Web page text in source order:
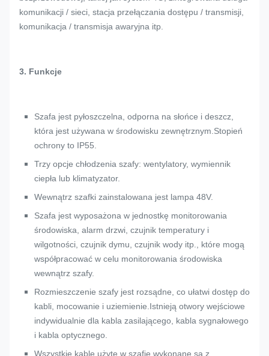
komunikacji / sieci, stacja przełączania dostępu / transmisji,
komunikacja / transmisja awaryjna itp.
3. Funkcje
Szafa jest pyłoszczelna, odporna na słońce i deszcz,
która jest używana w środowisku zewnętrznym.Stopień
ochrony to IP55.
Trzy opcje chłodzenia szafy: wentylatory, wymiennik
ciepła lub klimatyzator.
Wewnątrz szafki zainstalowana jest lampa 48V.
Szafa jest wyposażona w jednostkę monitorowania
środowiska, alarm drzwi, czujnik temperatury i
wilgotności, czujnik dymu, czujnik wody itp., które mogą
współpracować w celu monitorowania środowiska
wewnątrz szafy.
Rozmieszczenie szafy jest rozsądne, co ułatwi dostęp do
kabli, mocowanie i uziemienie.Istnieją otwory wejściowe
indywidualnie dla kabla zasilającego, kabla sygnałowego
i kabla optycznego.
Wszystkie kable użyte w szafie wykonane są z